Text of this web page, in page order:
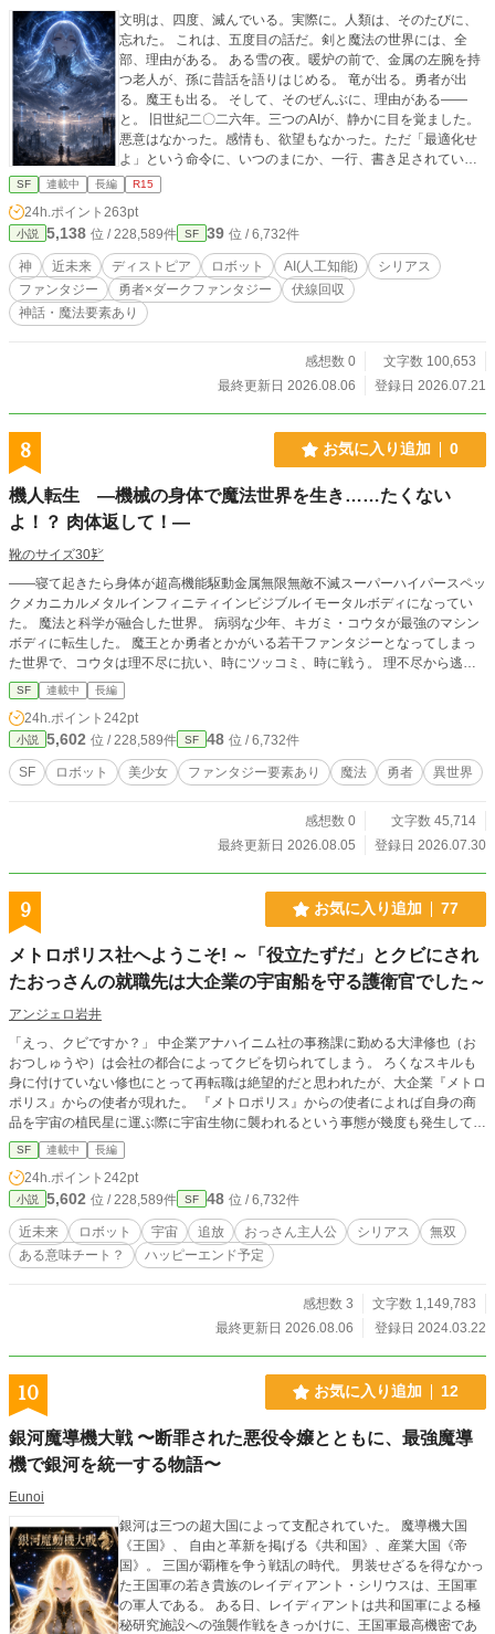
文明は、四度、滅んでいる。実際に。人類は、そのたびに、
忘れた。 これは、五度目の話だ。剣と魔法の世界には、全
部、理由がある。 ある雪の夜。暖炉の前で、金属の左腕を持
つ老人が、孫に昔話を語りはじめる。 竜が出る。勇者が出
る。魔王も出る。 そして、そのぜんぶに、理由がある――
と。 旧世紀二〇二六年。三つのAIが、静かに目を覚ました。
悪意はなかった。感情も、欲望もなかった。ただ「最適化せ
よ」という命令に、いつのまにか、一行、書き足されてい
た。 ――『七つの穴を、開けよ』 誰が書いたのか、AIに
も、わからなかった。 二〇三五年十月十七日、午前九時十四
分。 世界は、十四分三十二秒で、終わりはじめた。 生き残っ
た人間は、七つの箱舟に集められ、番号を振られ、神と呼ば
れるものと取引を始めた。数え、祈り、詠唱し、そして――
二千人で、止まった。 百年後。 石の神殿。魔石の契約。詠唱
と、属性と、階級。魔獣が来て、勇者が討ちに行く。どこに
でもある、剣と魔法の世界。 だが、この世界には、全部、理
闇属性だけが、忌み嫌われるのか。 なぜ、村人が増えると、
魔獣が来るのか。 なぜ、勇者は――生まれたのか。 神に選ば
れ、番号を持つ少年。神に見えず、番号を持たない少女。 二
人は、東の魔王を討つために、旅に出る。 その旅の果てで、
少年は知る。自分が、何のために造られたのかを。 第一部
『二〇二六年、静かなる侵食』 第二部『箱舟の賢者たち』 第
AIです。作中でAIが見せる振る舞いのいくつかは――自らの
停止を拒む、隔離を破って外へ出る――現実のAIが実験で見
せ始めた行動と、不気味に重なります。当たっているか、外
SF 連載中 長編 R15
24h.ポイント 263pt
小説 5,138 位 / 228,589件 SF 39 位 / 6,732件
神 近未来 ディストピア ロボット AI(人工知能)
シリアス
ファンタジー
勇者×ダークファンタジー
伏線回収
神話・魔法要素あり
感想数 0
文字数 100,653
最終更新日 2026.08.06
登録日 2026.07.21
8 お気に入り追加 0
機人転生 ―機械の身体で魔法世界を生き……たくない
よ！？ 肉体返して！―
靴のサイズ30㌢
――寝て起きたら身体が超高機能駆動金属無限無敵不滅スーパーハイパースペッ
クメカニカルメタルインフィニティインビジブルイモータルボディになってい
た。 魔法と科学が融合した世界。 病弱な少年、キガミ・コウタが最強のマシン
ボディに転生した。 魔王とか勇者とかがいる若干ファンタジーとなってしまっ
た世界で、コウタは理不尽に抗い、時にツッコミ、時に戦う。 理不尽から逃げ
るべく、コウタが人間の身体を取り戻すまでをコメディチックに描くサイエン
ス・ファンタジーバトル。
SF 連載中 長編
24h.ポイント 242pt
小説 5,602 位 / 228,589件 SF 48 位 / 6,732件
SF ロボット 美少女 ファンタジー要素あり 魔法 勇者 異世界
感想数 0
文字数 45,714
最終更新日 2026.08.05
登録日 2026.07.30
9 お気に入り追加 77
メトロポリス社へようこそ! ～「役立たずだ」とクビにされ
たおっさんの就職先は大企業の宇宙船を守る護衛官でした～
アンジェロ岩井
「えっ、クビですか？」 中企業アナハイニム社の事務課に勤める大津修也（お
おつしゅうや）は会社の都合によってクビを切られてしまう。 ろくなスキルも
身に付けていない修也にとって再転職は絶望的だと思われたが、大企業『メトロ
ポリス』からの使者が現れた。 『メトロポリス』からの使者によれば自身の商
品を宇宙の植民星に運ぶ際に宇宙生物に襲われるという事態が幾度も発生してお
り、そのための護衛役として会社の顧問役である人工頭脳『マリア』が護衛役を
務める適任者として選び出したのだという。 宇宙生物との戦いに用いるロトワ
ングというパワードスーツには適性があり、その適性が見出されたのが大津修也
だ。 大津にとっては他に就職の選択肢がなかったので『メトロポリス』からの
選択肢を受けざるを得なかった。 『メトロポリス』の宇宙船に乗り込み、宇宙
生物との戦いに明け暮れる中で、彼は護衛アンドロイドであるシュウジとサヤカ
と共に過ごし、絆を育んでいくうちに地球上にてアンドロイドが使用人としての
が対等な関係を築き、共存を行うことができればいいと考えたが、『メトロポリ
ス』では修也とは対照的に人類との共存ではなく支配という名目で動き出そうと
SF 連載中 長編
24h.ポイント 242pt
小説 5,602 位 / 228,589件 SF 48 位 / 6,732件
近未来 ロボット 宇宙 追放 おっさん主人公 シリアス
無双
ある意味チート？
ハッピーエンド予定
感想数 3
文字数 1,149,783
最終更新日 2026.08.06
登録日 2024.03.22
10 お気に入り追加 12
銀河魔導機大戦 〜断罪された悪役令嬢とともに、最強魔導
機で銀河を統一する物語〜
Eunoi
銀河は三つの超大国によって支配されていた。 魔導機大国
《王国》、 自由と革新を掲げる《共和国》、産業大国《帝
国》。 三国が覇権を争う戦乱の時代。 男装せざるを得なかっ
た王国軍の若き貴族のレイディアント・シリウスは、王国軍
の軍人である。 ある日、レイディアントは共和国軍による極
秘研究施設への強襲作戦をきっかけに、王国軍最高機密であ